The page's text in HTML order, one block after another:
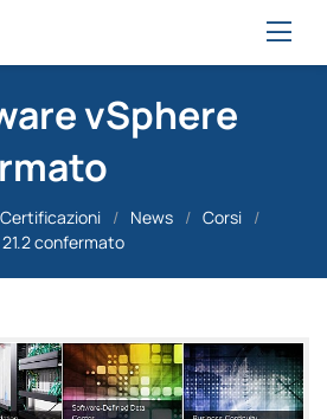
vSphere
Certificazioni / News / Corsi /
confermato